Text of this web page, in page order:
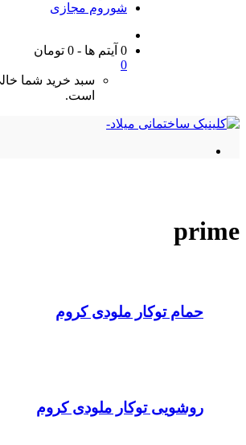
شوروم مجازی
0 آیتم ها -
0 تومان
0
سبد خرید شما
است.
prime
حمام توکار ملودی کروم
روشویی توکار ملودی کروم